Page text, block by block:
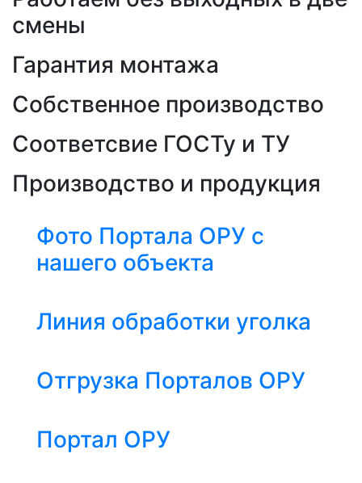
смены
Гарантия монтажа
Собственное производство
Соответсвие ГОСТу и ТУ
Производство и продукция
Фото Портала ОРУ с
нашего объекта
Линия обработки уголка
Отгрузка Порталов ОРУ
Портал ОРУ